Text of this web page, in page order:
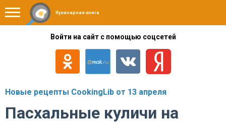
Кулинарная книга
Войти на сайт с помощью соцсетей
Новые рецепты CookingLib от 13 апреля
Пасхальные куличи на